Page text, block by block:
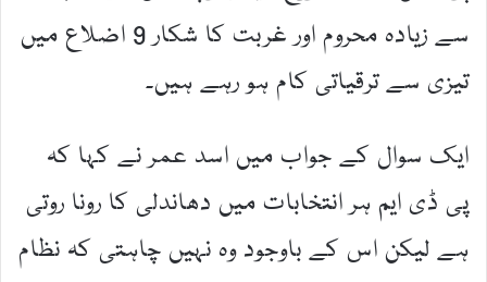
سے زیادہ محروم اور غربت کا شکار 9 اضلاع میں
تیزی سے ترقیاتی کام ہو رہے ہیں۔
ایک سوال کے جواب میں اسد عمر نے کہا کہ
پی ڈی ایم ہر انتخابات میں دھاندلی کا رونا روتی
ہے لیکن اس کے باوجود وہ نہیں چاہتی کہ نظام